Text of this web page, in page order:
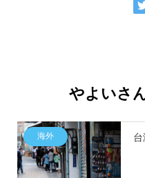
やよいさ
海外